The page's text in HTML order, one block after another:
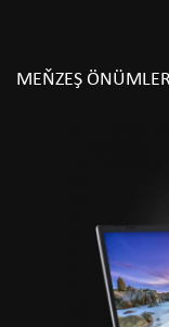
MEŇZEŞ ÖNÜMLER